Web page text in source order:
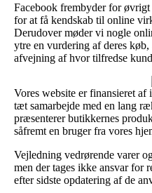
Facebook frembyder for
for at få kendskab til online
Derudover møder vi nogle
ytre en vurdering af deres
afvejning af hvor tilfredse
Vores website er finansieret
tæt samarbejde med en lang
præsenterer butikkernes
såfremt en bruger fra vores
Vejledning vedrørende varer
men der tages ikke ansvar for
efter sidste opdatering af de